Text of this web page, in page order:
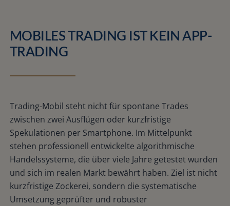
MOBILES TRADING IST KEIN APP-
TRADING
Trading-Mobil steht nicht für spontane Trades
zwischen zwei Ausflügen oder kurzfristige
Spekulationen per Smartphone. Im Mittelpunkt
stehen professionell entwickelte algorithmische
Handelssysteme, die über viele Jahre getestet wurden
und sich im realen Markt bewährt haben. Ziel ist nicht
kurzfristige Zockerei, sondern die systematische
Umsetzung geprüfter und robuster